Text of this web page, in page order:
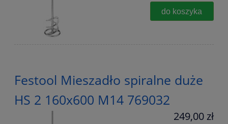
do koszyka
Festool Mieszadło spiralne duże
HS 2 160x600 M14 769032
249,00 zł